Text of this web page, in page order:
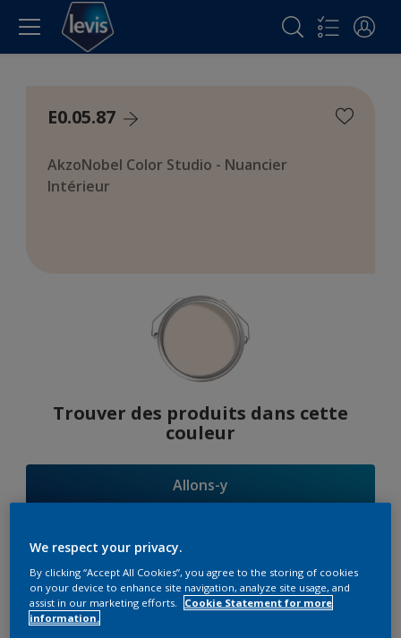
E0.05.87
AkzoNobel Color Studio - Nuancier
Intérieur
Trouver des produits dans cette
couleur
Allons-y
Suggestions
d'Harmonies
We respect your privacy.
By clicking “Accept All Cookies”, you agree to the storing of cookies
on your device to enhance site navigation, analyze site usage, and
assist in our marketing efforts.
Cookie Statement for more
information.